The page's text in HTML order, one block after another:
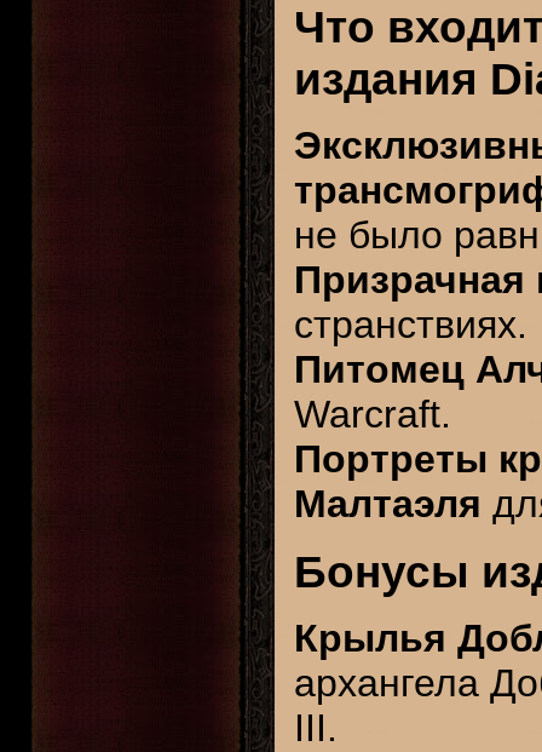
Что
издания
не было
Призрачная
странствиях.
Питомец
Warcraft.
Портреты
Малтаэля
Бонусы
Крылья
архангела
III.